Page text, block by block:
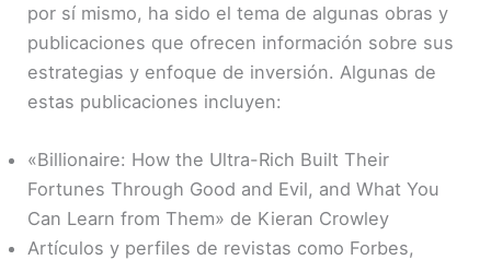
por sí mismo, ha sido el tema de algunas obras y
publicaciones que ofrecen información sobre sus
estrategias y enfoque de inversión. Algunas de
estas publicaciones incluyen:
«Billionaire: How the Ultra-Rich Built Their
Fortunes Through Good and Evil, and What You
Can Learn from Them» de Kieran Crowley
Artículos y perfiles de revistas como Forbes,